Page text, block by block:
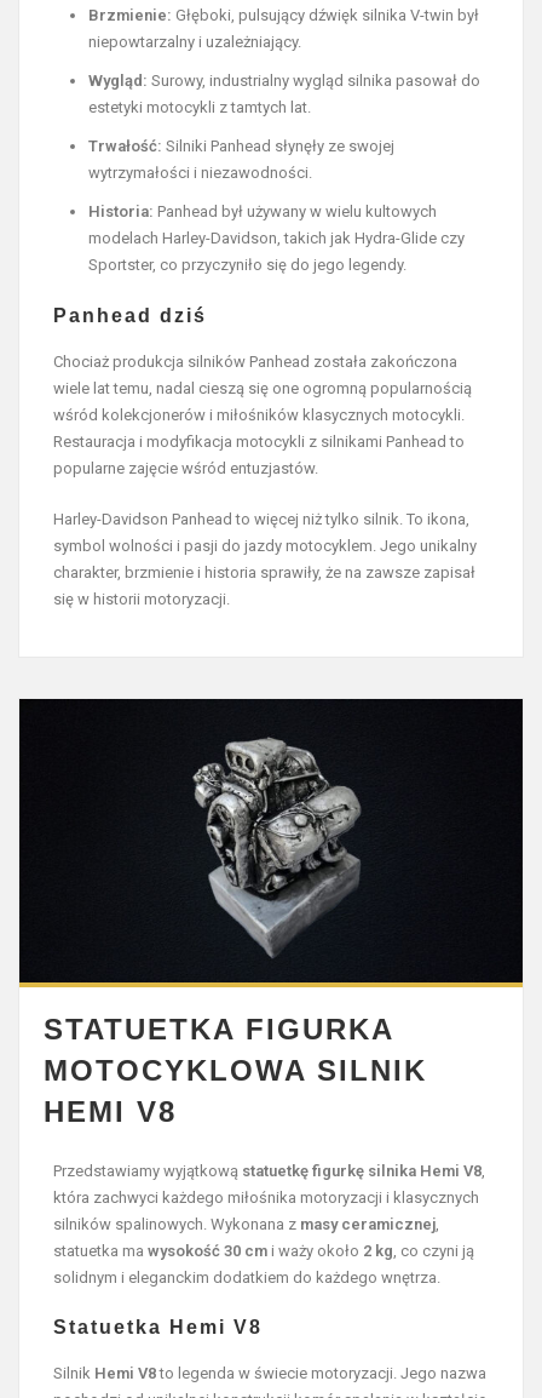
Brzmienie: Głęboki, pulsujący dźwięk silnika V-twin był
niepowtarzalny i uzależniający.
Wygląd: Surowy, industrialny wygląd silnika pasował do
estetyki motocykli z tamtych lat.
Trwałość: Silniki Panhead słynęły ze swojej
wytrzymałości i niezawodności.
Historia: Panhead był używany w wielu kultowych
modelach Harley-Davidson, takich jak Hydra-Glide czy
Sportster, co przyczyniło się do jego legendy.
Panhead dziś
Chociaż produkcja silników Panhead została zakończona
wiele lat temu, nadal cieszą się one ogromną popularnością
wśród kolekcjonerów i miłośników klasycznych motocykli.
Restauracja i modyfikacja motocykli z silnikami Panhead to
popularne zajęcie wśród entuzjastów.
Harley-Davidson Panhead to więcej niż tylko silnik. To ikona,
symbol wolności i pasji do jazdy motocyklem. Jego unikalny
charakter, brzmienie i historia sprawiły, że na zawsze zapisał
się w historii motoryzacji.
STATUETKA FIGURKA
MOTOCYKLOWA SILNIK
HEMI V8
Przedstawiamy wyjątkową statuetkę figurkę silnika Hemi V8,
która zachwyci każdego miłośnika motoryzacji i klasycznych
silników spalinowych. Wykonana z masy ceramicznej,
statuetka ma wysokość 30 cmi waży około 2 kg , co czyni ją
solidnym i eleganckim dodatkiem do każdego wnętrza.
Statuetka Hemi V8
Silnik Hemi V8to legenda w świecie motoryzacji. Jego nazwa